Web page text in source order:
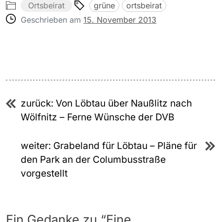
Ortsbeirat grüne
ortsbeirat
Geschrieben am 15. November 2013
zurück: Von Löbtau über Naußlitz nach
Wölfnitz – Ferne Wünsche der DVB
weiter: Grabeland für Löbtau – Pläne für
den Park an der Columbusstraße
vorgestellt